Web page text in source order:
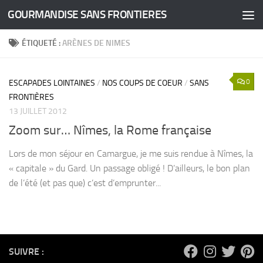
Skip to content
GOURMANDISE SANS FRONTIERES
ÉTIQUETÉ :ARÈNES DE NIMES
0
ESCAPADES LOINTAINES / NOS COUPS DE COEUR / SANS
FRONTIÈRES
13 JUILLET 2012
Zoom sur… Nîmes, la Rome française
Lors de mon séjour en Camargue, je me suis rendue à Nîmes, la
« capitale » du Gard. Un passage obligé ! D’ailleurs, le bon plan
de l’été (et pas que) c’est d’emprunter...
SUIVRE :